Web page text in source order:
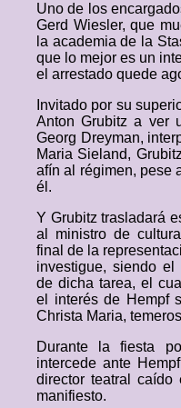
Uno de los
Gerd Wiesler, que
la academia de la
que lo mejor es un
el arrestado quede
Invitado por su
Anton Grubitz a ver
Georg Dreyman,
Maria Sieland,
afín al régimen, pese
él.
Y Grubitz trasladará
al ministro de
final de la
investigue, siendo
de dicha tarea, el
el interés de Hempf
Christa Maria,
Durante la fiesta
intercede ante
director teatral
manifiesto.